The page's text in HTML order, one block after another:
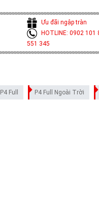
Ưu đãi ngập tràn
HOTLINE: 0902 101
551 345
P4 Full P4 Full Ngoài Trời